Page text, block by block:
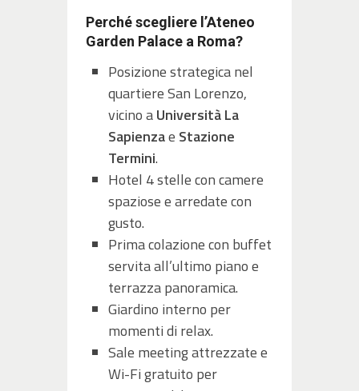
Perché scegliere l’Ateneo
Garden Palace a Roma?
Posizione strategica nel
quartiere San Lorenzo,
vicino aUniversità La
Sapienzae Stazione
Termini.
Hotel 4 stelle con camere
spaziose e arredate con
gusto.
Prima colazione con buffet
servita all’ultimo piano e
terrazza panoramica.
Giardino interno per
momenti di relax.
Sale meeting attrezzate e
Wi-Fi gratuito per